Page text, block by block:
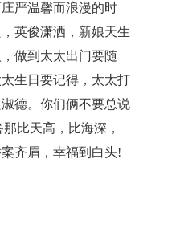
严温馨而浪漫的时
英俊潇洒，新娘天生
做到太太出门要随
生日要记得，太太打
德。你们俩不要总说
比天高，比海深，
齐眉，幸福到白头!